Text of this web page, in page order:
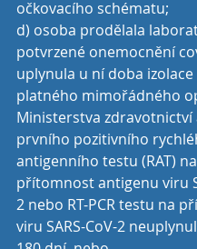
očkovacího schématu;
d) osoba prodělala
potvrzené onemocnění
uplynula u ní doba
platného mimořádného
Ministerstva zdravotnictví
prvního pozitivního
antigenního testu (RAT) na
přítomnost antigenu viru
2 nebo RT-PCR testu na
viru SARS-CoV-2